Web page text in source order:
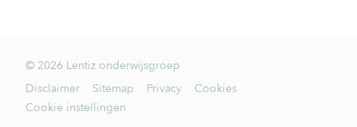
© 2026 Lentiz onderwijsgroep
Disclaimer
Sitemap Privacy
Cookies
Cookie instellingen